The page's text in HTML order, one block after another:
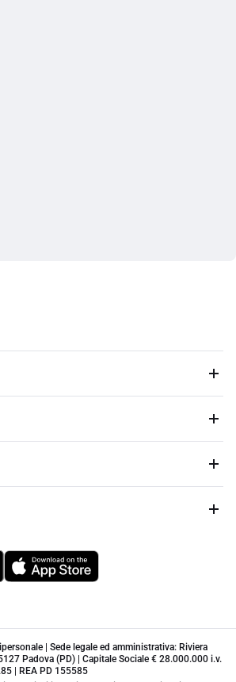
| Sede legale ed amministrativa: Riviera
Padova (PD) | Capitale Sociale € 28.000.000 i.v.
| REA PD 155585